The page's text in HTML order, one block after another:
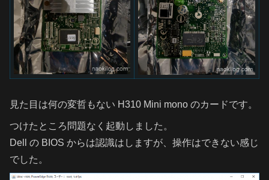
見た目は何の変哲もない H310 Mini mono のカードです。
つけたところ問題なく起動しました。
Dell の BIOS からは認識はしますが、操作はできない感じ
でした。